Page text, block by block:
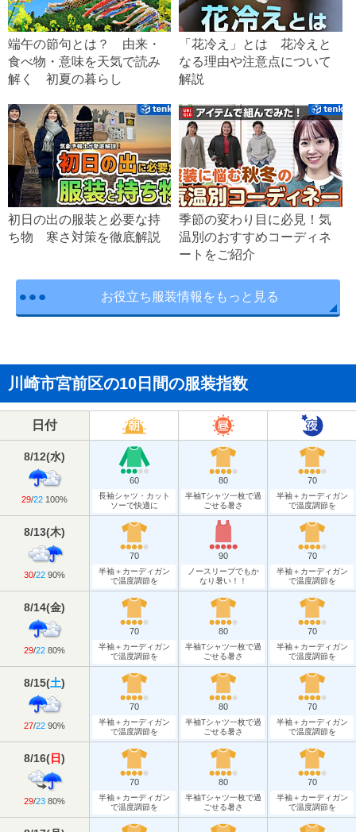
端午の節句とは？ 由来・
食べ物・意味を天気で読み
解く 初夏の暮らし
「花冷え」とは 花冷えと
なる理由や注意点について
解説
初日の出の服装と必要な持
ち物 寒さ対策を徹底解説
季節の変わり目に必見！気
温別のおすすめコーディネ
ートをご紹介
お役立ち服装情報をもっと見る
川崎市宮前区の10日間の服装指数
日付
8/12(水)
29/22 100%
60
長袖シャツ・カット
ソーで快適に
80
半袖Tシャツ一枚で過
ごせる暑さ
70
半袖＋カーディガン
で温度調節を
8/13(木)
30/22 90%
70
半袖＋カーディガン
で温度調節を
90
ノースリーブでもか
なり暑い！！
70
半袖＋カーディガン
で温度調節を
8/14(金)
29/22 80%
70
半袖＋カーディガン
で温度調節を
80
半袖Tシャツ一枚で過
ごせる暑さ
70
半袖＋カーディガン
で温度調節を
8/15(土)
27/22 90%
70
半袖＋カーディガン
で温度調節を
80
半袖Tシャツ一枚で過
ごせる暑さ
70
半袖＋カーディガン
で温度調節を
8/16(日)
29/23 80%
70
半袖＋カーディガン
で温度調節を
80
半袖Tシャツ一枚で過
ごせる暑さ
70
半袖＋カーディガン
で温度調節を